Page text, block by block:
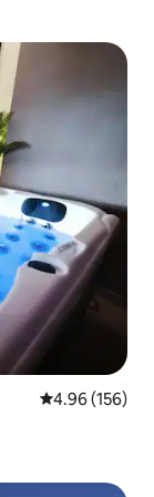
Calificación
4.96 (156)